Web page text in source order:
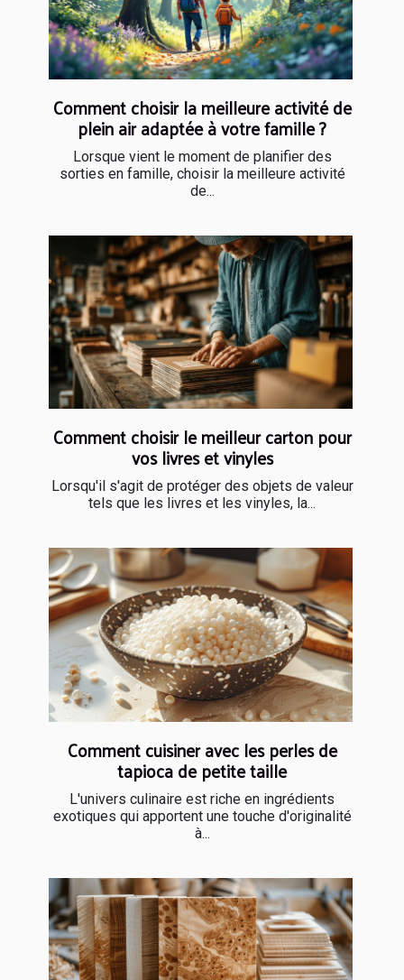
Comment choisir la meilleure activité de
plein air adaptée à votre famille ?
Lorsque vient le moment de planifier des
sorties en famille, choisir la meilleure activité
de...
Comment choisir le meilleur carton pour
vos livres et vinyles
Lorsqu'il s'agit de protéger des objets de valeur
tels que les livres et les vinyles, la...
Comment cuisiner avec les perles de
tapioca de petite taille
L'univers culinaire est riche en ingrédients
exotiques qui apportent une touche d'originalité
à...